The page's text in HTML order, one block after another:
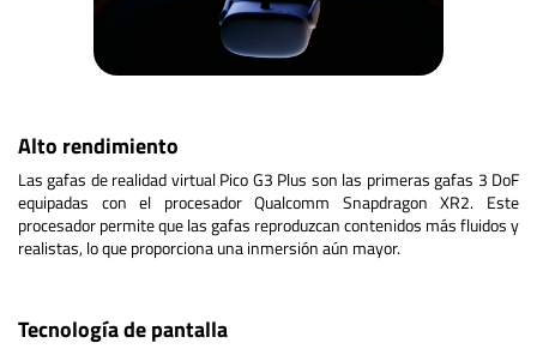
Alto rendimiento
Las gafas de realidad virtual Pico G3 Plus son las primeras gafas 3 DoF
equipadas con el procesador Qualcomm Snapdragon XR2. Este
procesador permite que las gafas reproduzcan contenidos más fluidos y
realistas, lo que proporciona una inmersión aún mayor.
Tecnología de pantalla